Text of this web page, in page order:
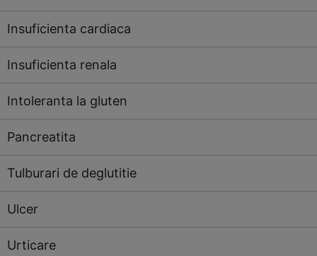
Insuficienta cardiaca
Insuficienta renala
Intoleranta la gluten
Pancreatita
Tulburari de deglutitie
Ulcer
Urticare